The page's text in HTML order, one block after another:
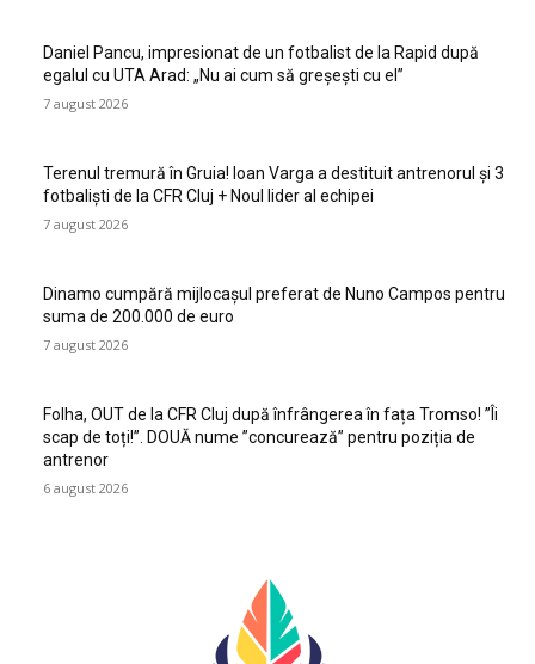
Daniel Pancu, impresionat de un fotbalist de la Rapid după
egalul cu UTA Arad: „Nu ai cum să greșești cu el”
7 august 2026
Terenul tremură în Gruia! Ioan Varga a destituit antrenorul și 3
fotbaliști de la CFR Cluj + Noul lider al echipei
7 august 2026
Dinamo cumpără mijlocașul preferat de Nuno Campos pentru
suma de 200.000 de euro
7 august 2026
Folha, OUT de la CFR Cluj după înfrângerea în fața Tromso! ”Îi
scap de toți!”. DOUĂ nume ”concurează” pentru poziția de
antrenor
6 august 2026